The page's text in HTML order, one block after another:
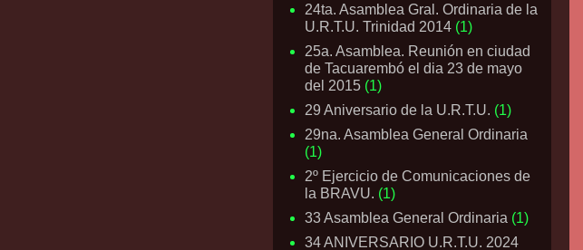
24ta. Asamblea Gral. Ordinaria de la
U.R.T.U. Trinidad 2014 (1)
25a. Asamblea. Reunión en ciudad
de Tacuarembó el dia 23 de mayo
del 2015 (1)
29 Aniversario de la U.R.T.U. (1)
29na. Asamblea General Ordinaria
(1)
2º Ejercicio de Comunicaciones de
la BRAVU. (1)
33 Asamblea General Ordinaria (1)
34 ANIVERSARIO U.R.T.U. 2024